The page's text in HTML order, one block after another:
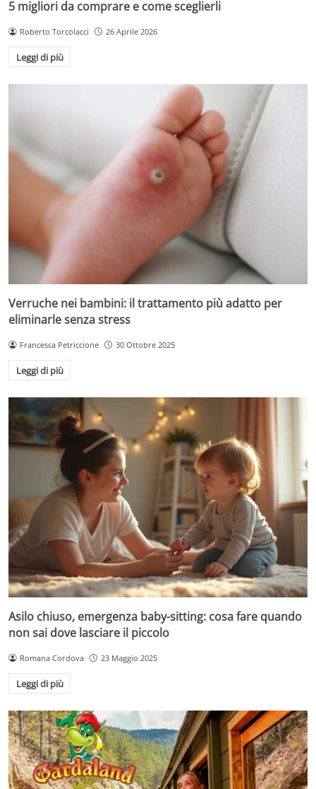
5 migliori da comprare e come sceglierli
Roberto Torcolacci 26 Aprile 2026
Leggi di più
Verruche nei bambini: il trattamento più adatto per
eliminarle senza stress
Francesca Petriccione 30 Ottobre 2025
Leggi di più
Asilo chiuso, emergenza baby-sitting: cosa fare quando
non sai dove lasciare il piccolo
Romana Cordova 23 Maggio 2025
Leggi di più